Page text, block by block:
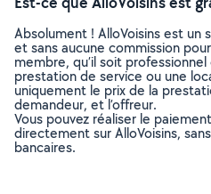
Absolument ! AlloVoisins est
et sans aucune commission
membre, qu’il soit
prestation de service ou une
uniquement le prix de la
demandeur, et l’offreur.
Vous pouvez réaliser le
directement sur AlloVoisins,
bancaires.